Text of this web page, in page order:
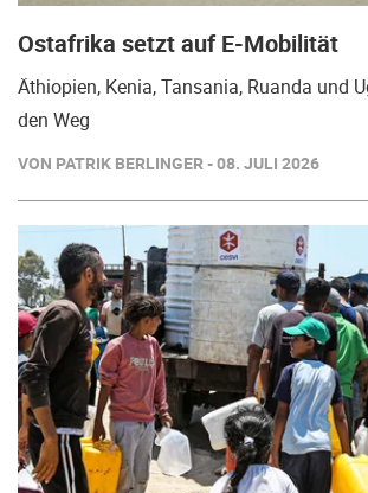
Ostafrika setzt auf E-Mobilität
Äthiopien, Kenia, Tansania, Ruanda und
den Weg
VON PATRIK BERLINGER - 08. JULI 2026